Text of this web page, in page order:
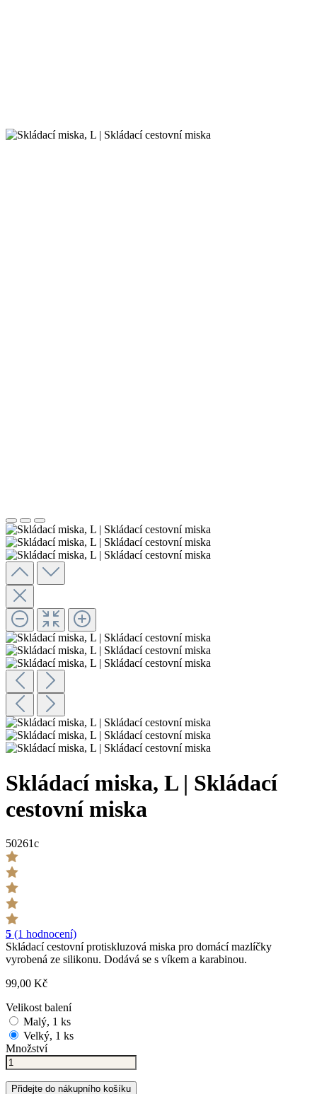
Skládací miska, L | Skládací
cestovní miska
50261c
5 (1 hodnocení)
Skládací cestovní protiskluzová miska pro domácí mazlíčky
vyrobená ze silikonu. Dodává se s víkem a karabinou.
99,00 Kč
Velikost balení
Malý, 1 ks
Velký, 1 ks
Množství
Přidejte do nákupního košíku